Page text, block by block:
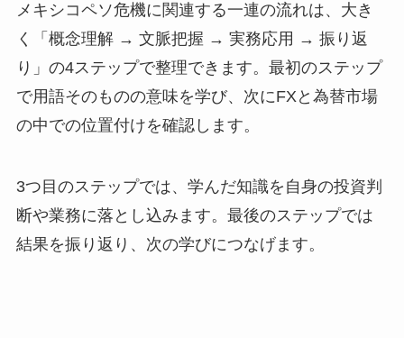
メキシコペソ危機に関連する一連の流れは、大き
く「概念理解 → 文脈把握 → 実務応用 → 振り返
り」の4ステップで整理できます。最初のステップ
で用語そのものの意味を学び、次にFXと為替市場
の中での位置付けを確認します。
3つ目のステップでは、学んだ知識を自身の投資判
断や業務に落とし込みます。最後のステップでは
結果を振り返り、次の学びにつなげます。